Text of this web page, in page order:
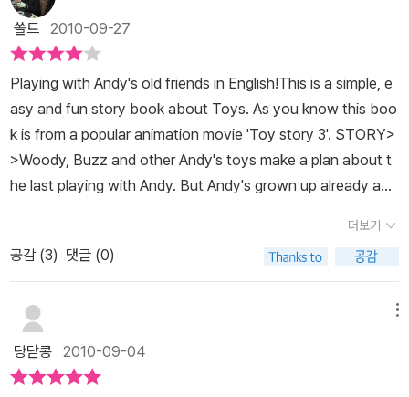
검할 수 있는 간략한 퀴즈와 단어해설을 담은 워크북그리고 음성으로
토이스토리 캐릭터들의 재잘거림을 들을 수 있는 리스닝(LC) 용도의
MP3 CD로 묶여져 있구요.원서의 수준은 초중급 정도!문장형식은
간결한 편으로 어휘의 뜻만 알면 쉽사리 해석되는 구조라서 부담이
없구요.어휘는 중요한 단어마다 굵은 서체로 표기해 눈여겨 암기하도
록 배려했어요. 특히, 장마다 글씨체도 크고 간격도 넓어서 일반적인
페이퍼북 원서보다는 피로감이 낮은 편이구요.전체 분량도 144페이
지로 적은 편이라서 원서에 처음 도전하는 분들이 부담감이 적을 듯
해요.갠적으로 이 책의 장점은 워크북과 오디오북 CD에 있는 듯 한
데요.원서와 오디오북을 곁들어 읽으면 확실히 속도감이 붙고 글자만
운 영어의 한계를 벗어나소리로 귀에 익힐 수 있기 때문에 자연스레
리스닝 실력도 늘고 올바른 발음을 기억하기에 내뱉을 수도 있구 말
이죠. 더불어 이 책이 제시한 활용법에 따르면, 먼저 워크북에 제시된
쏠트 2010-09-27
Playing with Andy's old friends in English!This is a simple, e
asy and fun story book about Toys. As you know this boo
k is from a popular animation movie 'Toy story 3'. STORY>
>Woody, Buzz and other Andy's toys make a plan about t
he last playing with Andy. But Andy's grown up already and
with his toys anymore. This is the start about 'Toy story 3'.
There are some kind of variety emotions like joy, sadness
and happiness. ABOUT THIS BOOK>>This Book consists
of text, workbook and audio CD. So you can read, write, s
start to read English, use the text. The text is simple and e
asy. Anyone who is middle level of English can read this bo
더보기
공감 (3) 댓글 (0)
당닫콩 2010-09-04